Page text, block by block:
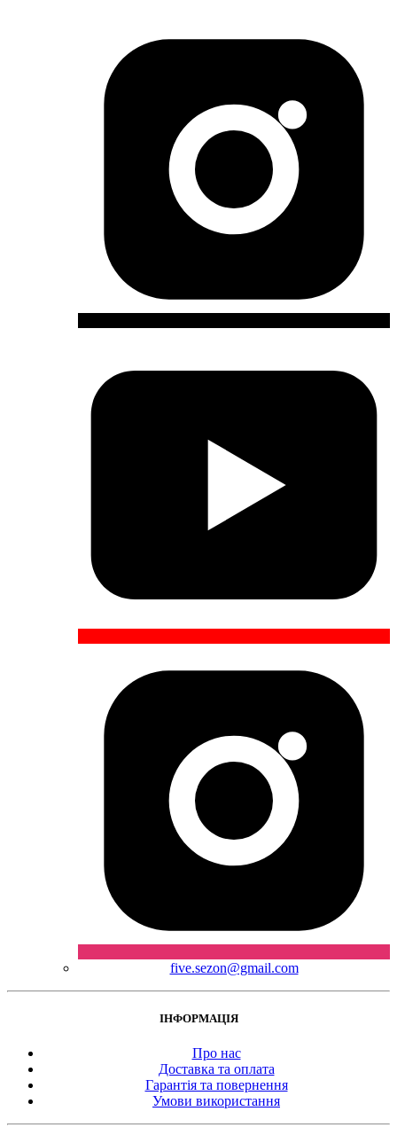
five.sezon@gmail.com
ІНФОРМАЦІЯ
Про нас
Доставка та оплата
Гарантія та повернення
Умови використання